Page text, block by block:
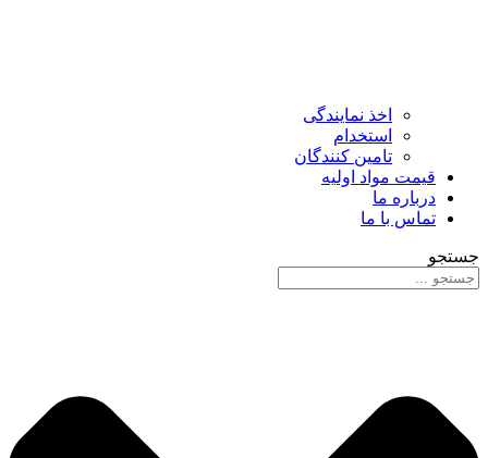
اخذ نمایندگی
استخدام
تامین کنندگان
قیمت مواد اولیه
درباره ما
تماس با ما
جستجو